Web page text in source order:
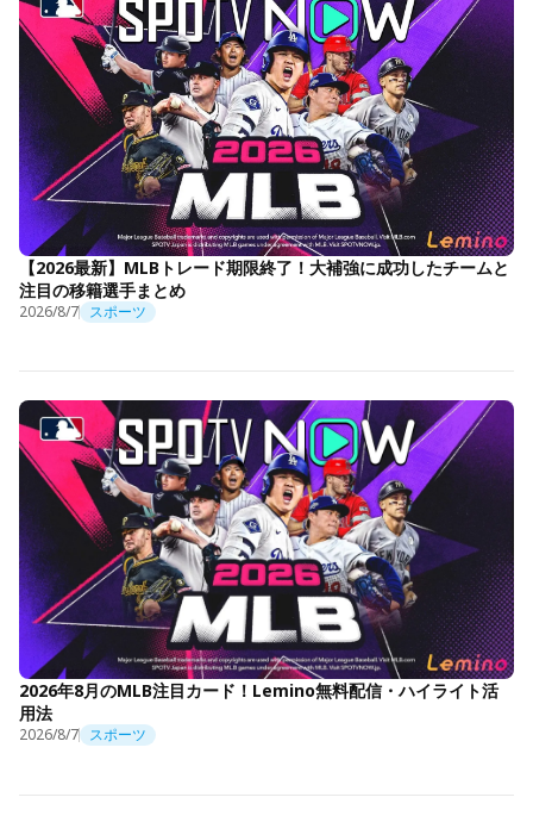
【2026最新】MLBトレード期限終了！大補強に成功したチームと
注目の移籍選手まとめ
2026/8/7 スポーツ
2026年8月のMLB注目カード！Lemino無料配信・ハイライト活
用法
2026/8/7 スポーツ